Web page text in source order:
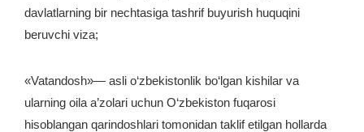
davlatlarning bir nechtasiga tashrif buyurish huquqini
beruvchi viza;
«Vatandosh»— asli o‘zbekistonlik bo‘lgan kishilar va
ularning oila a’zolari uchun O‘zbekiston fuqarosi
hisoblangan qarindoshlari tomonidan taklif etilgan hollarda